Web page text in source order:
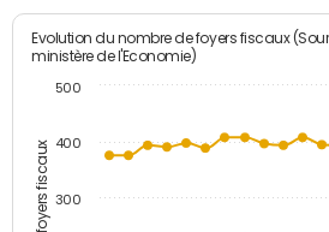
Evolution du nombre de foyers fiscaux
ministère de l'Economie)
300
400
500